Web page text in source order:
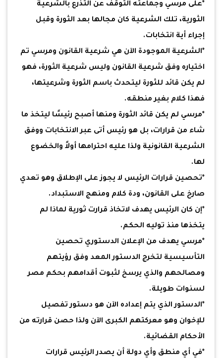
*على مرسي وجماعته التوقف عن التذرع بالشرعية
الثورية، تلك الشرعية كان مجالها بعد الثورة وقبل
إجراء أية انتخابات.
*الشرعية الموجودة الآن هي شرعية القانون ومرسي تم
اختياره وفق شرعية القانون وليس شرعية الثورة، فهو
لم يكن قائد للثورة ليتحدث باسم الثورة وشرعيتها،
فهذا كلام بغير منطقه.
*مرسي لم يكن قائد الثورة ومنها أصبح رئيسًا ليتخذ ما
شاء من قرارات، بل هو رئيس أتى عبر الانتخابات ووفق
الشرعية القانونية ولذا عليه احترامها أولاً والخضوع
لها.
*تحصين قرارات الرئيس لا يجوز على الإطلاق وهو تعدي
صارخ على القانون، ودة كلام ومنهج الاستبداد.
*إن كان الرئيس يهدف لاتخاذ قرارت ثورية لماذا لم
يتخذها منذ توليه الحكم.
*مرسي يهدف من الإعلان الدستوري تحصين
التأسيسية لتخرج الدستور المعد وفق رؤيتهم
ومصالحهم والذي يرسخ لثبوت أقدامهم بحكم مصر
لسنوات طويلة.
*الدستور الذي يتم إعداده الآن هو دستور تفصيل
للإخوان وهو معركتهم الكبرى الآن ولذا حصن قرارته من
الأحكام القضائية.
*في أي منطق وأي دولة أن يصدر الرئيس قرارات